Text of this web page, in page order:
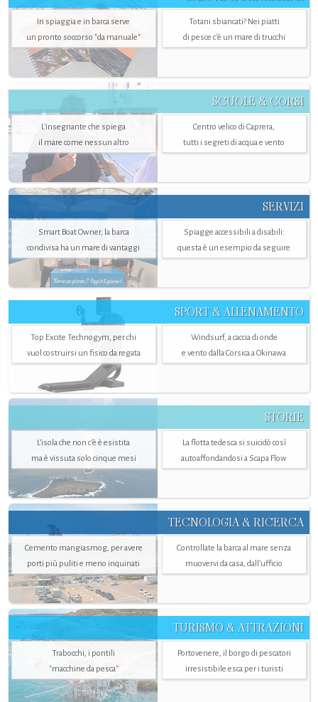
In spiaggia e in barca serve
un pronto soccorso "da manuale"
Totani sbiancati? Nei piatti
di pesce c'è un mare di trucchi
SCUOLE & CORSI
L'insegnante che spiega
il mare come nessun altro
Centro velico di Caprera,
tutti i segreti di acqua e vento
SERVIZI
Smart Boat Owner, la barca
condivisa ha un mare di vantaggi
Spiagge accessibili a disabili:
questa è un esempio da seguire
SPORT & ALLENAMENTO
Top Excite Technogym, per chi
vuol costruirsi un fisico da regata
Windsurf, a caccia di onde
e vento dalla Corsica a Okinawa
STORIE
L’isola che non c'è è esistita
ma è vissuta solo cinque mesi
La flotta tedesca si suicidò così
autoaffondandosi a Scapa Flow
TECNOLOGIA & RICERCA
Cemento mangiasmog, per avere
porti più puliti e meno inquinati
Controllate la barca al mare senza
muovervi da casa, dall’ufficio
TURISMO & ATTRAZIONI
Trabocchi, i pontili
"macchine da pesca"
Portovenere, il borgo di pescatori
irresistibile esca per i turisti